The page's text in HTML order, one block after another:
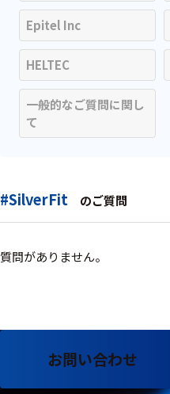
デバイス
周辺機器
基幹シス
テム
通信・接続関連
レシーバ
トリガー
アダプタ
Epitel Inc
HELTEC
一般的なご質問に関し
て
#SilverFit のご質問
質問がありません。
お問い合わせ